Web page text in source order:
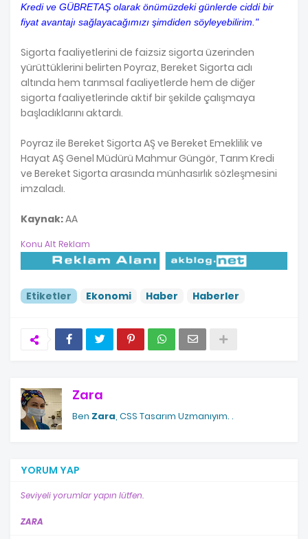
Kredi ve GÜBRETAŞ olarak önümüzdeki günlerde ciddi bir
fiyat avantajı sağlayacağımızı şimdiden söyleyebilirim."
Sigorta faaliyetlerini de faizsiz sigorta üzerinden
yürüttüklerini belirten Poyraz, Bereket Sigorta adı
altında hem tarımsal faaliyetlerde hem de diğer
sigorta faaliyetlerinde aktif bir şekilde çalışmaya
başladıklarını aktardı.
Poyraz ile Bereket Sigorta AŞ ve Bereket Emeklilik ve
Hayat AŞ Genel Müdürü Mahmur Güngör, Tarım Kredi
ve Bereket Sigorta arasında münhasırlık sözleşmesini
imzaladı.
Kaynak:AA
Konu Alt Reklam
Etiketler Ekonomi Haber Haberler
Zara
Ben Zara, CSS Tasarım Uzmanıyım. .
YORUM YAP
Seviyeli yorumlar yapın lütfen.
ZARA